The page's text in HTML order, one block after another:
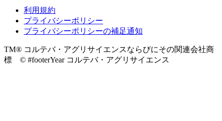
利用規約
プライバシーポリシー
プライバシーポリシーの補足通知
TM® コルテバ・アグリサイエンスならびにその関連会社商
標 © #footerYear コルテバ・アグリサイエンス